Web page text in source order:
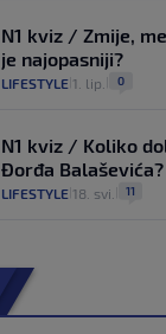
N1 kviz / Zmije,
je najopasniji?
LIFESTYLE 1. lip. 0
N1 kviz / Koliko
Đorđa Balaševića?
LIFESTYLE 18. svi. 11